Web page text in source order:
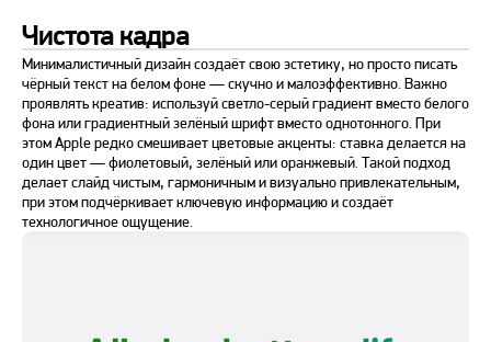
Чистота кадра
Минималистичный дизайн создаёт свою эстетику, но просто писать
чёрный текст на белом фоне — скучно и малоэффективно. Важно
проявлять креатив: используй светло-серый градиент вместо белого
фона или градиентный зелёный шрифт вместо однотонного. При
этом Apple редко смешивает цветовые акценты: ставка делается на
один цвет — фиолетовый, зелёный или оранжевый. Такой подход
делает слайд чистым, гармоничным и визуально привлекательным,
при этом подчёркивает ключевую информацию и создаёт
технологичное ощущение.